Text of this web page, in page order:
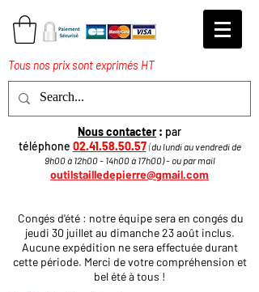
Tous nos prix sont exprimés HT
Nous contacter: par
téléphone 02.41.58.50.57 (du lundi au vendredi de
9h00 à 12h00 - 14h00 à 17h00)​ - ou par mail
outilstailledepierre@gmail.com
Congés d'été : notre équipe sera en congés du
jeudi 30 juillet au dimanche 23 août inclus.
Aucune expédition ne sera effectuée durant
cette période. Merci de votre compréhension et
bel été à tous !